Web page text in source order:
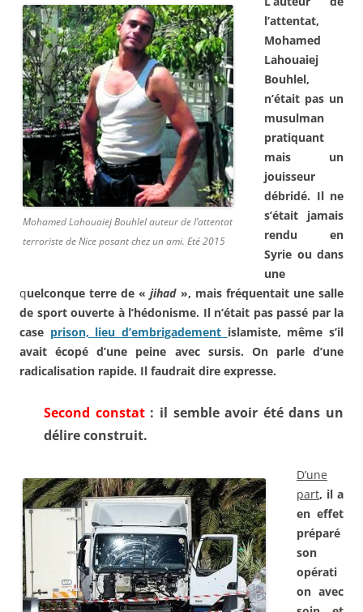
Mohamed Lahouaiej Bouhlel auteur de l’attentat
terroriste de Nice posant chez un ami. Eté 2015
l’attentat,
Mohamed
Lahouaiej
Bouhlel,
n’était pas un
musulman
pratiquant
mais un
jouisseur
débridé. Il ne
s’était jamais
rendu en
Syrie ou dans
une
quelconque terre de «jihad », mais fréquentait une salle
de sport ouverte à l’hédonisme. Il n’était pas passé par la
case prison, lieu d’embrigadement islamiste, même s’il
avait écopé d’une peine avec sursis. On parle d’une
radicalisation rapide. Il faudrait dire expresse.
Second constat: il semble avoir été dans un
délire construit.
D’une
part, il a
en effet
préparé
son
opérati
on avec